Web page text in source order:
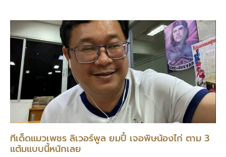
ทีเด็ดแมวเพชร ลิเวอร์พูล ยมปี๋ เจอพิษน้องไก่ ตาม 3
แต้มแบบนี้หนักเลย